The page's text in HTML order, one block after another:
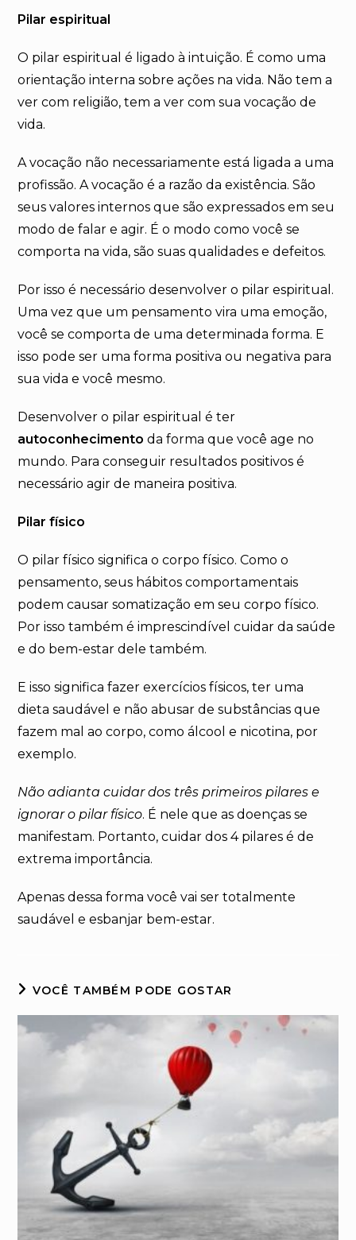
Pilar espiritual
O pilar espiritual é ligado à intuição. É como uma
orientação interna sobre ações na vida. Não tem a
ver com religião, tem a ver com sua vocação de
vida.
A vocação não necessariamente está ligada a uma
profissão. A vocação é a razão da existência. São
seus valores internos que são expressados em seu
modo de falar e agir. É o modo como você se
comporta na vida, são suas qualidades e defeitos.
Por isso é necessário desenvolver o pilar espiritual.
Uma vez que um pensamento vira uma emoção,
você se comporta de uma determinada forma. E
isso pode ser uma forma positiva ou negativa para
sua vida e você mesmo.
Desenvolver o pilar espiritual é ter
autoconhecimento da forma que você age no
mundo. Para conseguir resultados positivos é
necessário agir de maneira positiva.
Pilar físico
O pilar físico significa o corpo físico. Como o
pensamento, seus hábitos comportamentais
podem causar somatização em seu corpo físico.
Por isso também é imprescindível cuidar da saúde
e do bem-estar dele também.
E isso significa fazer exercícios físicos, ter uma
dieta saudável e não abusar de substâncias que
fazem mal ao corpo, como álcool e nicotina, por
exemplo.
Não adianta cuidar dos três primeiros pilares e
ignorar o pilar físico. É nele que as doenças se
manifestam. Portanto, cuidar dos 4 pilares é de
extrema importância.
Apenas dessa forma você vai ser totalmente
saudável e esbanjar bem-estar.
VOCÊ TAMBÉM PODE GOSTAR